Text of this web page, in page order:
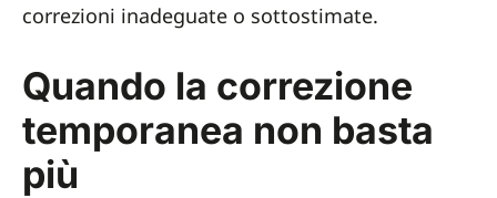
correzioni inadeguate o sottostimate.
Quando la correzione
temporanea non basta
più